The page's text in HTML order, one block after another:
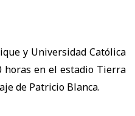
y Universidad Católica
horas en el estadio Tierra
de Patricio Blanca.